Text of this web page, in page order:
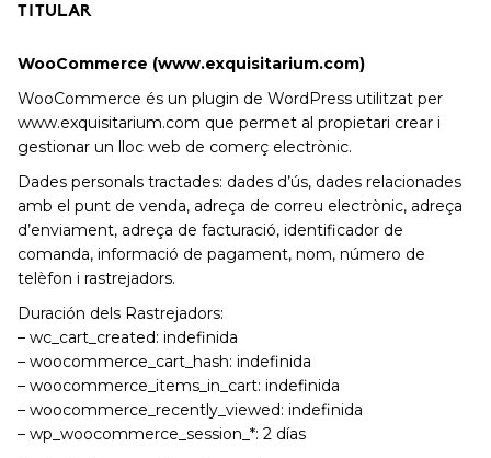
TITULAR
WooCommerce (www.exquisitarium.com)
WooCommerce és un plugin de WordPress utilitzat per
www.exquisitarium.com que permet al propietari crear i
gestionar un lloc web de comerç electrònic.
Dades personals tractades: dades d’ús, dades relacionades
amb el punt de venda, adreça de correu electrònic, adreça
d’enviament, adreça de facturació, identificador de
comanda, informació de pagament, nom, número de
telèfon i rastrejadors.
Duración dels Rastrejadors:
– wc_cart_created: indefinida
– woocommerce_cart_hash: indefinida
– woocommerce_items_in_cart: indefinida
– woocommerce_recently_viewed: indefinida
– wp_woocommerce_session_*: 2 días